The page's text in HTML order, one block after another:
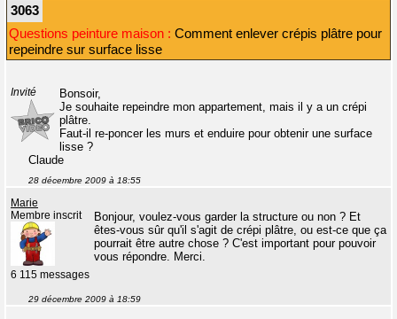
3063
Questions peinture maison : Comment enlever crépis plâtre pour
repeindre sur surface lisse
Invité
Bonsoir,
Je souhaite repeindre mon appartement, mais il y a un crépi
plâtre.
Faut-il re-poncer les murs et enduire pour obtenir une surface
lisse ?
Claude
28 décembre 2009 à 18:55
Marie
Membre inscrit
6 115 messages
Bonjour, voulez-vous garder la structure ou non ? Et
êtes-vous sûr qu'il s'agit de crépi plâtre, ou est-ce que ça
pourrait être autre chose ? C'est important pour pouvoir
vous répondre. Merci.
29 décembre 2009 à 18:59